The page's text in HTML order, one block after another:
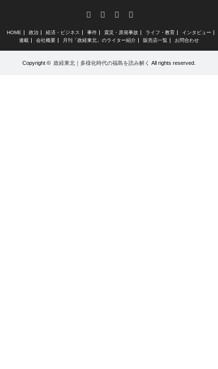
FacebookInstagram
RSS
HOME 政治 経済・ビジネス 事件 震災・原発事故 ライフ・教育
インタビュー
連載
会社概要 月刊「政経東北」のライター紹介 販売店一覧 お問合わせ
Copyright © 政経東北｜多様化時代の福島を読み解く All rights reserved.